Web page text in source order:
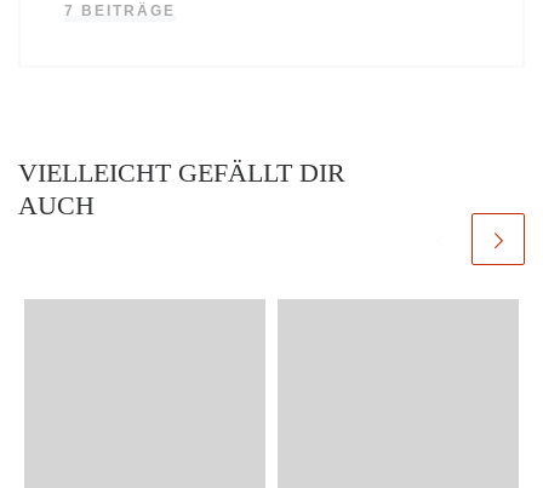
7 BEITRÄGE
VIELLEICHT GEFÄLLT DIR
AUCH